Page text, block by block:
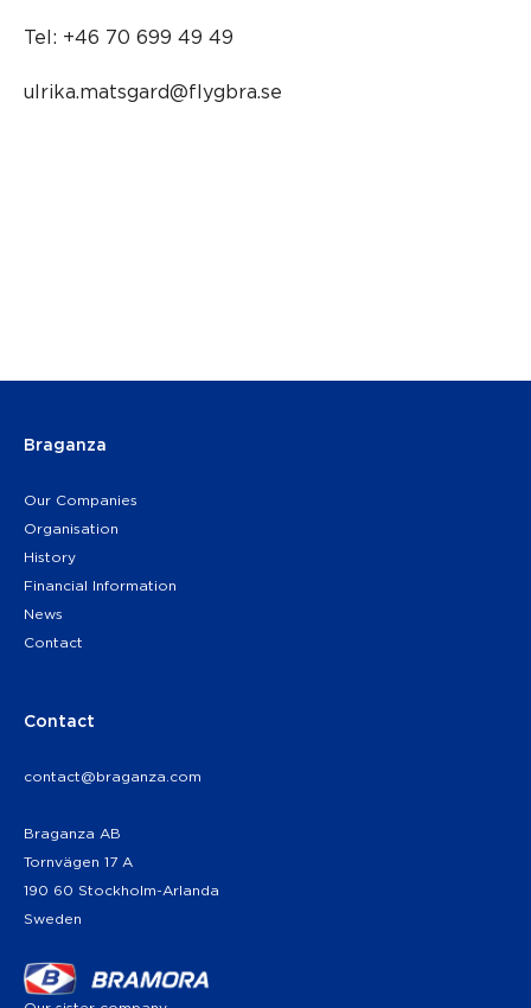
Tel: +46 70 699 49 49
ulrika.matsgard@flygbra.se
Braganza
Our Companies
Organisation
History
Financial Information
News
Contact
Contact
contact@braganza.com
Braganza AB
Tornvägen 17 A
190 60 Stockholm-Arlanda
Sweden